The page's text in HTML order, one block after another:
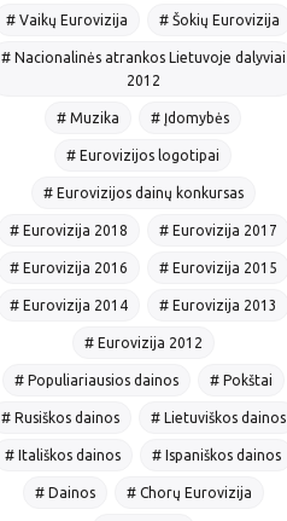
# Vaikų Eurovizija # Šokių Eurovizija
# Nacionalinės atrankos Lietuvoje dalyviai
2012
# Muzika # Įdomybės
# Eurovizijos logotipai
# Eurovizijos dainų konkursas
# Eurovizija 2018 # Eurovizija 2017
# Eurovizija 2016 # Eurovizija 2015
# Eurovizija 2014 # Eurovizija 2013
# Eurovizija 2012
# Populiariausios dainos # Pokštai
# Rusiškos dainos # Lietuviškos dainos
# Itališkos dainos # Ispaniškos dainos
# Dainos # Chorų Eurovizija